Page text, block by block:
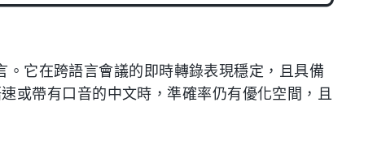
它在跨語言會議的即時轉錄表現穩定，且具備
或帶有口音的中文時，準確率仍有優化空間，且